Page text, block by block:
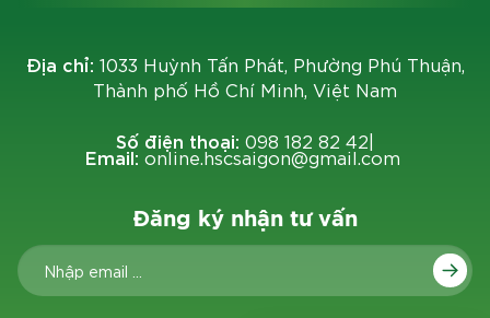
Địa chỉ: 1033 Huỳnh Tấn Phát, Phường Phú Thuận,
Thành phố Hồ Chí Minh, Việt Nam
Số điện thoại: 098 182 82 42|
Email: online.hscsaigon@gmail.com
Đăng ký nhận tư vấn